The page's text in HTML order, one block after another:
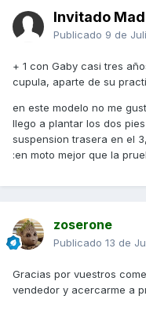
Invitado
Publicado 9 de
+ 1 con Gaby casi tres
cupula, aparte de su
en este modelo no me
llego a plantar los dos
suspension trasera en el
:en moto mejor que la
zoserone
Publicado 13 de
Gracias por vuestros
vendedor y acercarme a